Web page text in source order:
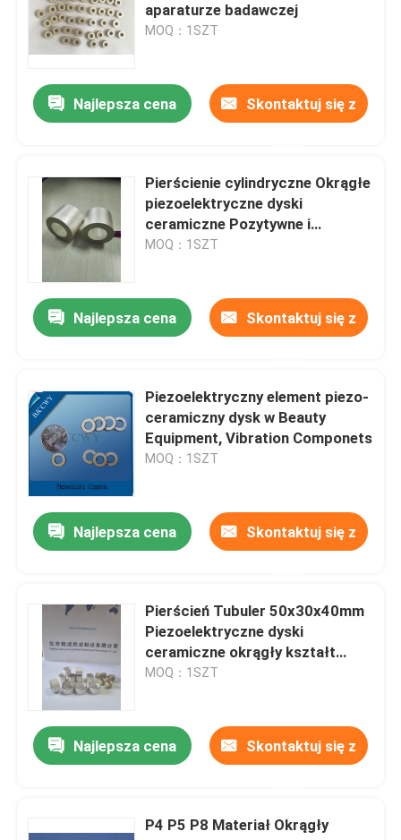
O nas
Wycieczka po fabryce
Skontaktuj się z nami
Poprosić o wycenę
Ultradźwiękowy przetwornik czyszczący
Przetwornik ultradźwiękowy o wielu
Piezoelektryczny przetwornik ultradźwiękowy
Zanurzalny przetwornik ultradźwiękowy
Ultradźwiękowy generator częstotliwości
Maszyna do czyszczenia ultradźwiękowego
Ultradźwiękowy Cell Disruptor
Reaktor ultradźwiękowy
aparaturze badawczej
MOQ：1SZT
Najlepsza cena Skontaktuj się z
Pierścienie cylindryczne Okrągłe
piezoelektryczne dyski
ceramiczne Pozytywne i
negatywne z jednej strony
MOQ：1SZT
Najlepsza cena Skontaktuj się z
Piezoelektryczny element piezo-
ceramiczny dysk w Beauty
Equipment, Vibration Componets
MOQ：1SZT
Najlepsza cena Skontaktuj się z
Pierścień Tubuler 50x30x40mm
Piezoelektryczne dyski
ceramiczne okrągły kształt
Wysoka wydajność
MOQ：1SZT
Najlepsza cena Skontaktuj się z
P4 P5 P8 Materiał Okrągły